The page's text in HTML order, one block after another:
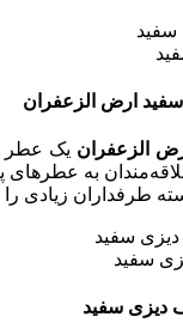
ارض الزعفران
الزعفران یک عطر
به
طرفداران
سفید
سفید